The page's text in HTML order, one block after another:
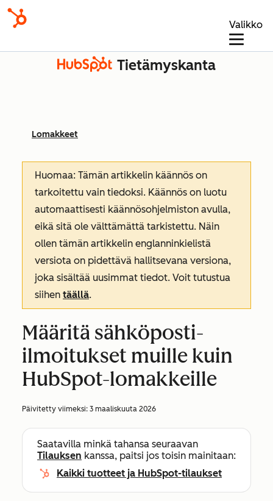
Valikko
Tietämyskanta
Lomakkeet
Huomaa: Tämän artikkelin käännös on
tarkoitettu vain tiedoksi. Käännös on luotu
automaattisesti käännösohjelmiston avulla,
eikä sitä ole välttämättä tarkistettu. Näin
ollen tämän artikkelin englanninkielistä
versiota on pidettävä hallitsevana versiona,
joka sisältää uusimmat tiedot. Voit tutustua
siihen täällä.
Määritä sähköposti-
ilmoitukset muille kuin
HubSpot-lomakkeille
Päivitetty viimeksi: 3 maaliskuuta 2026
Saatavilla minkä tahansa seuraavan
Tilauksen kanssa, paitsi jos toisin mainitaan:
Kaikki tuotteet ja HubSpot-tilaukset